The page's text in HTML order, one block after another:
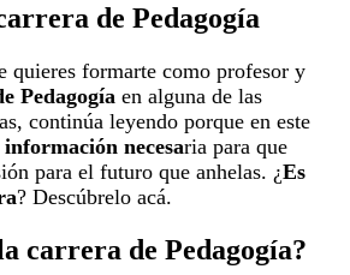
de Pedagogía
quieres formarte como profesor y
Pedagogía en alguna de las
continúa leyendo porque en este
necesaria para que
para el futuro que anhelas. ¿Es
? Descúbrelo acá.
carrera de Pedagogía?